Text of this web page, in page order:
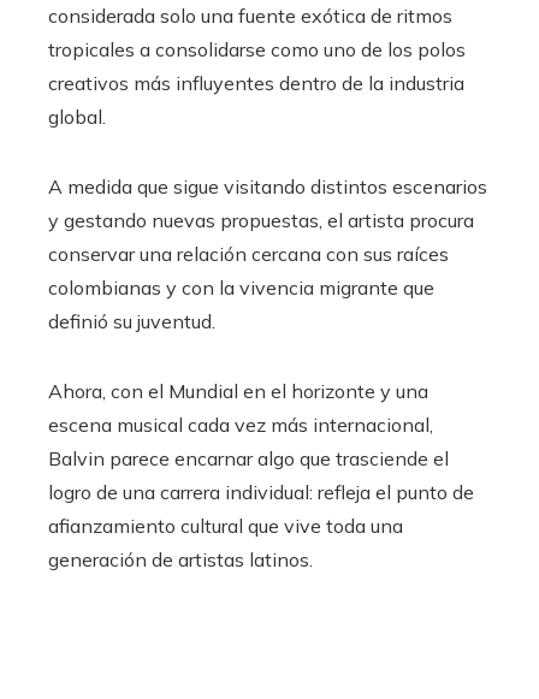
considerada solo una fuente exótica de ritmos
tropicales a consolidarse como uno de los polos
creativos más influyentes dentro de la industria
global.
A medida que sigue visitando distintos escenarios
y gestando nuevas propuestas, el artista procura
conservar una relación cercana con sus raíces
colombianas y con la vivencia migrante que
definió su juventud.
Ahora, con el Mundial en el horizonte y una
escena musical cada vez más internacional,
Balvin parece encarnar algo que trasciende el
logro de una carrera individual: refleja el punto de
afianzamiento cultural que vive toda una
generación de artistas latinos.